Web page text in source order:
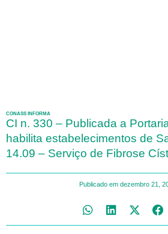
CONASS INFORMA
CI n. 330 – Publicada a
habilita estabelecimentos de
14.09 – Serviço de Fibrose
Publicado em dezembro 21,